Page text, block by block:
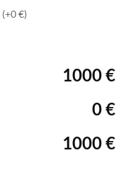
(+0 €)
1000 €
0 €
1000 €